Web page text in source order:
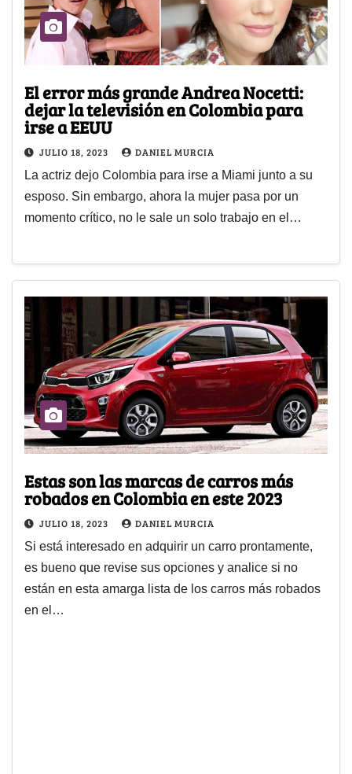
El error más grande Andrea Nocetti:
dejar la televisión en Colombia para
irse a EEUU
JULIO 18, 2023 DANIEL MURCIA
La actriz dejo Colombia para irse a Miami junto a su
esposo. Sin embargo, ahora la mujer pasa por un
momento crítico, no le sale un solo trabajo en el…
Estas son las marcas de carros más
robados en Colombia en este 2023
JULIO 18, 2023 DANIEL MURCIA
Si está interesado en adquirir un carro prontamente,
es bueno que revise sus opciones y analice si no
están en esta amarga lista de los carros más robados
en el…